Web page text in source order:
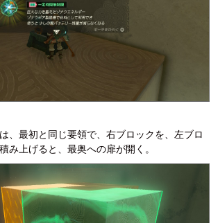
、最初と同じ要領で、右ブロックを、左ブロ
み上げると、最奥への扉が開く。